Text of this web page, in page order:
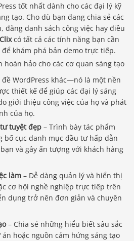
tốt nhất dành cho các đại lý kỹ
tạo. Cho dù bạn đang chia sẻ các
đăng danh sách công việc hay điều
Clixcó tất cả các tính năng bạn cần
khám phá bản demo trực tiếp.
hảo cho các cơ quan sáng tạo
WordPress khác—nó là một nền
thiết kế để giúp các đại lý sáng
giới thiệu công việc của họ và phát
của họ.
tuyệt đẹp – Trình bày tác phẩm
bố cục danh mục đầu tư hấp dẫn
và gây ấn tượng với khách hàng
làm – Dễ dàng quản lý và hiển thị
cơ hội nghề nghiệp trực tiếp trên
dụng trở nên đơn giản và chuyên
– Chia sẻ những hiểu biết sâu sắc
hoặc nguồn cảm hứng sáng tạo